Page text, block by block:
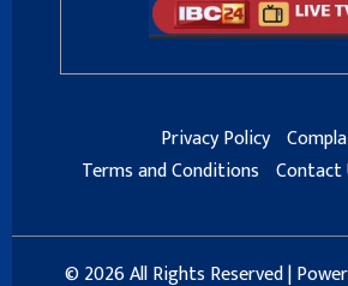
Privacy Policy
Terms and Conditions Contact
© 2026 All Rights Reserved |